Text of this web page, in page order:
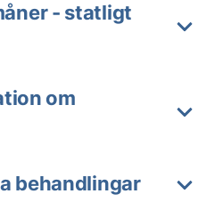
- statligt
om
behandlingar